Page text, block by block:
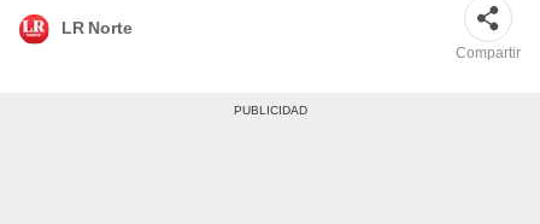
LR Norte
Compartir